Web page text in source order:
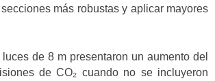
más robustas y aplicar mayores
de 8 m presentaron un aumento del
de CO₂ cuando no se incluyeron